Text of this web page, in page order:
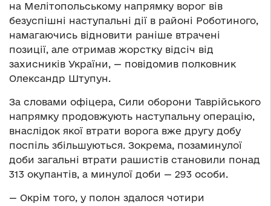
на Мелітопольському напрямку ворог вів
безуспішні наступальні дії в районі Роботиного,
намагаючись відновити раніше втрачені
позиції, але отримав жорстку відсіч від
захисників України, — повідомив полковник
Олександр Штупун.
За словами офіцера, Сили оборони Таврійського
напрямку продовжують наступальну операцію,
внаслідок якої втрати ворога вже другу добу
поспіль збільшуються. Зокрема, позаминулої
доби загальні втрати рашистів становили понад
313 окупантів, а минулої доби — 293 особи.
— Окрім того, у полон здалося чотири